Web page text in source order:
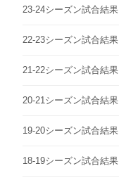
23-24シーズン試合結果
22-23シーズン試合結果
21-22シーズン試合結果
20-21シーズン試合結果
19-20シーズン試合結果
18-19シーズン試合結果